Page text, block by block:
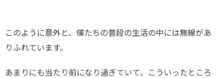
このように意外と、僕たちの普段の生活の中には無線があ
りふれています。
あまりにも当たり前になり過ぎていて、こういったところ